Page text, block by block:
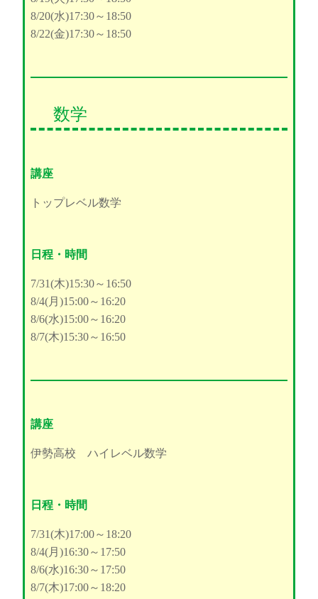
8/20(水)17:30～18:50
8/22(金)17:30～18:50
数学
講座
トップレベル数学
日程・時間
7/31(木)15:30～16:50
8/4(月)15:00～16:20
8/6(水)15:00～16:20
8/7(木)15:30～16:50
講座
伊勢高校 ハイレベル数学
日程・時間
7/31(木)17:00～18:20
8/4(月)16:30～17:50
8/6(水)16:30～17:50
8/7(木)17:00～18:20